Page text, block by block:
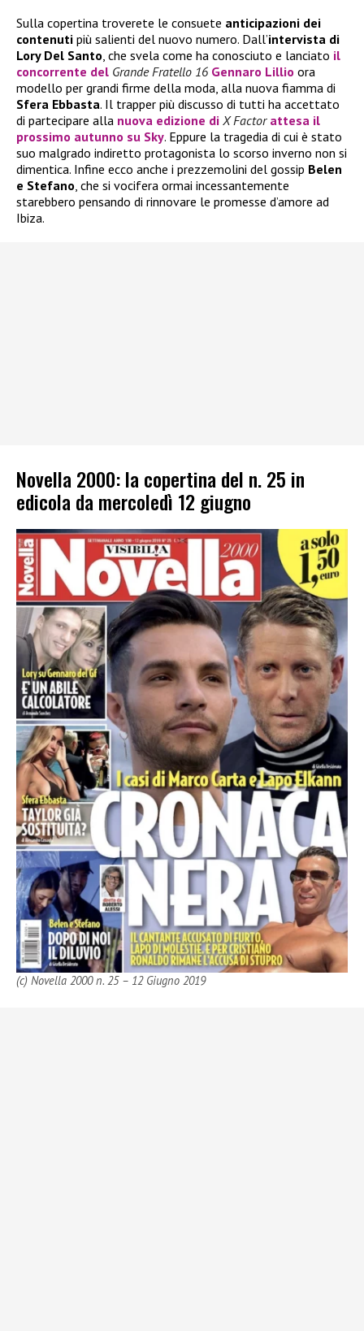
Sulla copertina troverete le consuete anticipazioni dei
contenuti più salienti del nuovo numero. Dall’intervista di
Lory Del Santo, che svela come ha conosciuto e lanciato il
concorrente del Grande Fratello 16 Gennaro Lillio ora
modello per grandi firme della moda, alla nuova fiamma di
Sfera Ebbasta. Il trapper più discusso di tutti ha accettato
di partecipare alla nuova edizione di X Factor attesa il
prossimo autunno su Sky. Eppure la tragedia di cui è stato
suo malgrado indiretto protagonista lo scorso inverno non si
dimentica. Infine ecco anche i prezzemolini del gossip Belen
e Stefano, che si vocifera ormai incessantemente
starebbero pensando di rinnovare le promesse d’amore ad
Ibiza.
Novella 2000: la copertina del n. 25 in
edicola da mercoledì 12 giugno
(c) Novella 2000 n. 25 – 12 Giugno 2019